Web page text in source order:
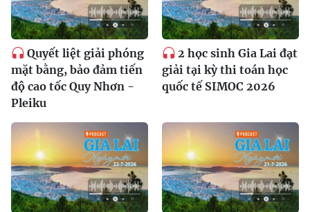
Quyết liệt giải phóng
mặt bằng, bảo đảm tiến
độ cao tốc Quy Nhơn -
Pleiku
2 học sinh Gia Lai đạt
giải tại kỳ thi toán học
quốc tế SIMOC 2026